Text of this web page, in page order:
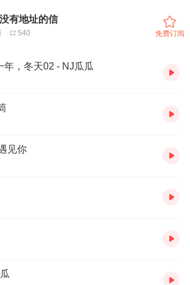
有地址的信
540 免费订阅
年，冬天02 - NJ瓜瓜
见你